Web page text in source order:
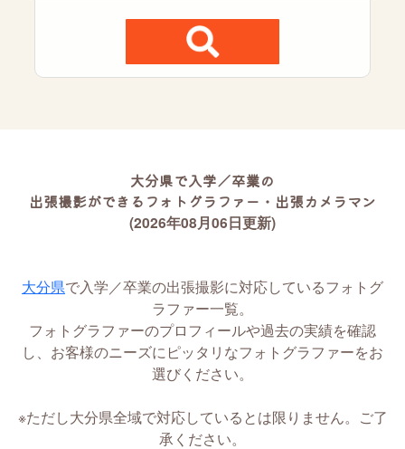
大分県で入学／卒業の
出張撮影ができるフォトグラファー・出張カメラマン
(2026年08月06日更新)
大分県で入学／卒業の出張撮影に対応しているフォトグ
ラファー一覧。
フォトグラファーのプロフィールや過去の実績を確認
し、お客様のニーズにピッタリなフォトグラファーをお
選びください。
※ただし大分県全域で対応しているとは限りません。ご了
承ください。